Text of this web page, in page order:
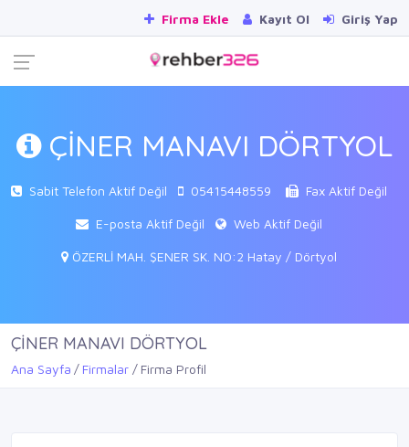
Firma Ekle Kayıt Ol Giriş Yap
ÇİNER MANAVI DÖRTYOL
Sabit Telefon Aktif Değil 05415448559 Fax Aktif Değil
E-posta Aktif Değil Web Aktif Değil
ÖZERLİ MAH. ŞENER SK. NO:2 Hatay / Dörtyol
ÇİNER MANAVI DÖRTYOL
Ana Sayfa Firmalar Firma Profil